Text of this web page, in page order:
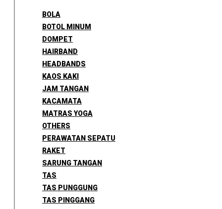
BOLA
BOTOL MINUM
DOMPET
HAIRBAND
HEADBANDS
KAOS KAKI
JAM TANGAN
KACAMATA
MATRAS YOGA
OTHERS
PERAWATAN SEPATU
RAKET
SARUNG TANGAN
TAS
TAS PUNGGUNG
TAS PINGGANG